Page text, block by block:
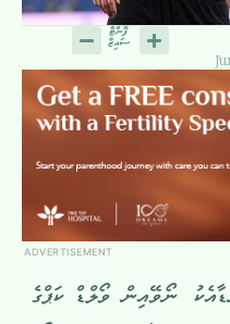
ADVERTISEMENT
ނޯވޭއިން ވޯލްޑް ކަޕްގެ